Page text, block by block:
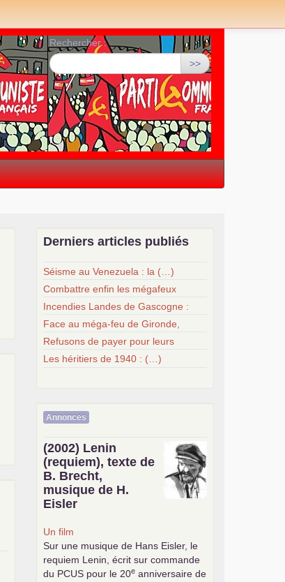
Rechercher :
>>
Derniers articles publiés
Séisme au Venezuela : la (…)
Combattre enfin les mégafeux
Incendies Landes de Gascogne :
Face au méga-feu de Gironde,
Refusons de payer pour leurs
Les héritiers de 1940 : (…)
Annonces
(2002) Lenin
(requiem), texte de
B. Brecht,
musique de H.
Eisler
Un film
Sur une musique de Hans Eisler, le
requiem Lenin, écrit sur commande
du PCUS pour le 20e anniversaire de